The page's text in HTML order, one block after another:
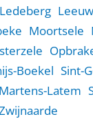
Ledeberg
Moortsele
Boekel Sint-
Latem